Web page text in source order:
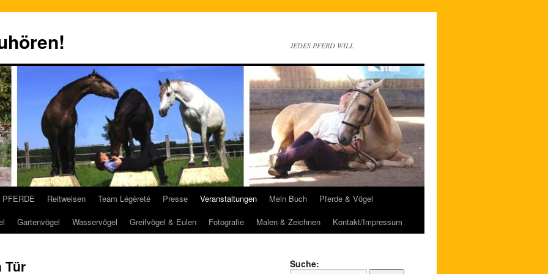
JEDES PFERD WILL
PFERDE Reitweisen Team Légèreté Presse Veranstaltungen Mein Buch
Pferde & Vögel
Gartenvögel Wasservögel Greifvögel & Eulen Fotografie Malen & Zeichnen Kontakt/Impressum
Tür Suche: